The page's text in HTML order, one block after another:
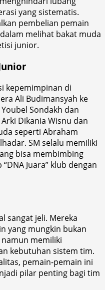
yang sistematis.
pembelian pemain
melihat bakat muda
junior.
kepemimpinan di
Ali Budimansyah ke
Sondakh dan
Dikania Wisnu dan
seperti Abraham
SM selalu memiliki
bisa membimbing
Juara” klub dengan
sangat jeli. Mereka
yang mungkin bukan
memiliki
kebutuhan sistem tim.
pemain-pemain ini
pilar penting bagi tim